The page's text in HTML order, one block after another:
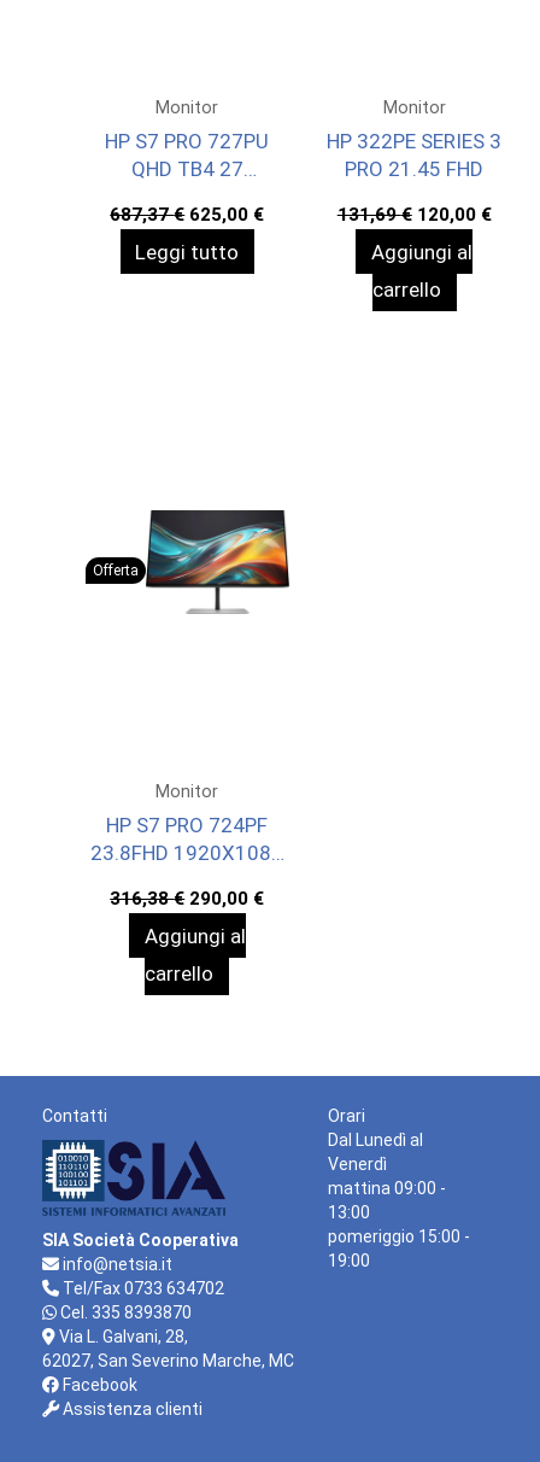
Monitor
HP S7 PRO 727PU
QHD TB4 27
OFFSIT
687,37€ Il
prezzo
originale
era:
625,00 €Il
Leggi tutto
Monitor
HP 322PE SERIES 3
PRO 21.45 FHD
131,69€ Il
prezzo
originale
131,69 €.
120,00 €Il
Aggiungi al
carrello
Offerta
Monitor
HP S7 PRO 724PF
23.8FHD 1920X1080
316,38€ Il
prezzo
originale
316,38 €.
290,00 €Il
prezzo
Aggiungi al
carrello
Contatti
SIA Società Cooperativa
info@netsia.it
Tel/Fax 0733 634702
Cel. 335 8393870
Via L. Galvani, 28,
62027, San Severino Marche, MC
Facebook
Assistenza clienti
Orari
Dal Lunedì al
Venerdì
mattina 09:00 -
13:00
pomeriggio 15:00 -
19:00